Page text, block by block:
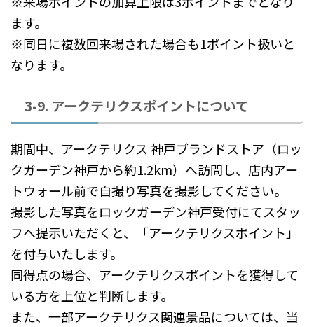
ます。
※同日に複数回来場された場合も1ポイント扱いと
なります。
3-9. アークテリクスポイントについて
期間中、アークテリクス 神戸ブランドストア（ロッ
クガーデン神戸から約1.2km）へ訪問し、店内アー
トウォール前で自撮り写真を撮影してください。
撮影した写真をロックガーデン神戸受付にてスタッ
フへ提示いただくと、「アークテリクスポイント」
を付与いたします。
同得点の場合、アークテリクスポイントを獲得して
いる方を上位と判断します。
また、一部アークテリクス関連景品については、当